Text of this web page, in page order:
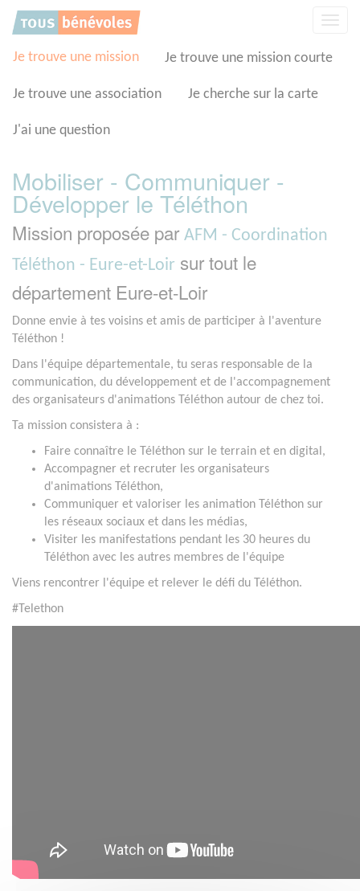
Je trouve une mission Je trouve une mission courte
Je trouve une association Je cherche sur la carte
J'ai une question
Mobiliser - Communiquer -
Développer le Téléthon
Mission proposée par AFM - Coordination
Téléthon - Eure-et-Loir sur tout le
département Eure-et-Loir
Donne envie à tes voisins et amis de participer à l'aventure
Téléthon !
Dans l'équipe départementale, tu seras responsable de la
communication, du développement et de l'accompagnement
des organisateurs d'animations Téléthon autour de chez toi.
Ta mission consistera à :
Faire connaître le Téléthon sur le terrain et en digital,
Accompagner et recruter les organisateurs
d'animations Téléthon,
Communiquer et valoriser les animation Téléthon sur
les réseaux sociaux et dans les médias,
Visiter les manifestations pendant les 30 heures du
Téléthon avec les autres membres de l'équipe
Viens rencontrer l'équipe et relever le défi du Téléthon.
#Telethon
Panneau de gestion des cookies